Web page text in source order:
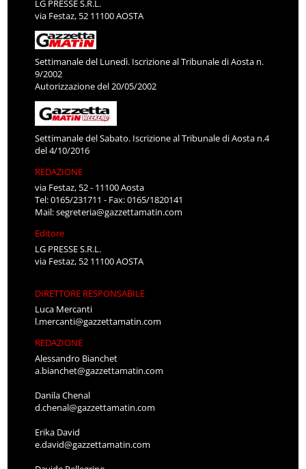
LG PRESSE S.R.L.
via Festaz, 52 11100 AOSTA
Settimanale del Lunedì. Iscrizione al Tribunale di Aosta n.
9/2002
Autorizzazione del 20/05/2002
Settimanale del Sabato. Iscrizione al Tribunale di Aosta n.4
del 4/10/2016
REDAZIONE
via Festaz, 52 - 11100 Aosta
Tel: 0165/231711 - Fax: 0165/1820141
Mail:segreteria@gazzettamatin.com
Editore
LG PRESSE S.R.L.
via Festaz, 52 11100 AOSTA
DIRETTORE RESPONSABILE
Luca Mercanti
l.mercanti@gazzettamatin.com
REDAZIONE
Alessandro Bianchet
a.bianchet@gazzettamatin.com
Danila Chenal
d.chenal@gazzettamatin.com
Erika David
e.david@gazzettamatin.com